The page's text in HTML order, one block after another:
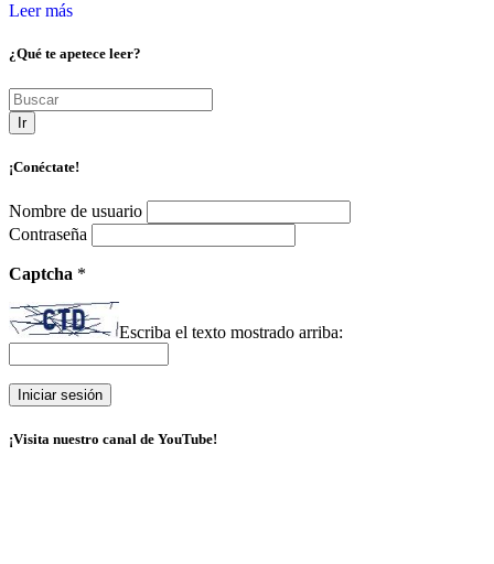
Leer más
¿Qué te apetece leer?
Ir
¡Conéctate!
Nombre de usuario
Contraseña
Captcha *
Escriba el texto mostrado arriba:
¡Visita nuestro canal de YouTube!